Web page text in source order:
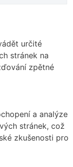
určité
stránek na
zpětné
a analýze
stránek, což
zkušenosti pro